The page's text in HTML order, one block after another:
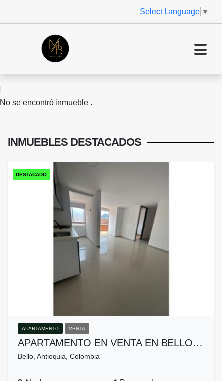
Select Language ▼
No se encontró inmueble .
INMUEBLES DESTACADOS
DESTACADO
APARTAMENTO VENTA
APARTAMENTO EN VENTA EN BELLO…
Bello, Antioquia, Colombia